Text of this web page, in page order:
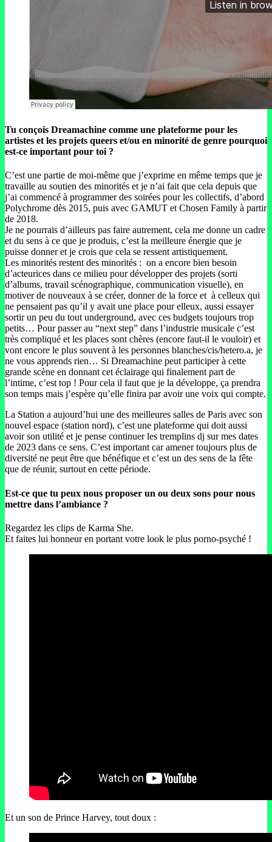
Tu conçois Dreamachine comme une plateforme pour les
artistes et les projets queers et/ou en minorité de genre pourquoi
est-ce important pour toi ?
C’est une partie de moi-même que j’exprime en même temps que je
travaille au soutien des minorités et je n’ai fait que cela depuis que
j’ai commencé à programmer des soirées pour les collectifs, d’abord
Polychrome dès 2015, puis avec GAMUT et Chosen Family à partir
de 2018.
Je ne pourrais d’ailleurs pas faire autrement, cela me donne un cadre
et du sens à ce que je produis, c’est la meilleure énergie que je
puisse donner et je crois que cela se ressent artistiquement.
Les minorités restent des minorités : on a encore bien besoin
d’acteurices dans ce milieu pour développer des projets (sorti
d’albums, travail scénographique, communication visuelle), en
motiver de nouveaux à se créer, donner de la force et à celleux qui
ne pensaient pas qu’il y avait une place pour elleux, aussi essayer
sortir un peu du tout underground, avec ces budgets toujours trop
petits… Pour passer au “next step” dans l’industrie musicale c’est
très compliqué et les places sont chères (encore faut-il le vouloir) et
vont encore le plus souvent à les personnes blanches/cis/hetero.a, je
ne vous apprends rien… Si Dreamachine peut participer à cette
grande scène en donnant cet éclairage qui finalement part de
l’intime, c’est top ! Pour cela il faut que je la développe, ça prendra
son temps mais j’espère qu’elle finira par avoir une voix qui compte.
La Station a aujourd’hui une des meilleures salles de Paris avec son
nouvel espace (station nord), c’est une plateforme qui doit aussi
avoir son utilité et je pense continuer les tremplins dj sur mes dates
de 2023 dans ce sens. C’est important car amener toujours plus de
diversité ne peut être que bénéfique et c’est un des sens de la fête
que de réunir, surtout en cette période.
Est-ce que tu peux nous proposer un ou deux sons pour nous
mettre dans l’ambiance ?
Regardez les clips de Karma She.
Et faites lui honneur en portant votre look le plus porno-psyché !
Et un son de Prince Harvey, tout doux :